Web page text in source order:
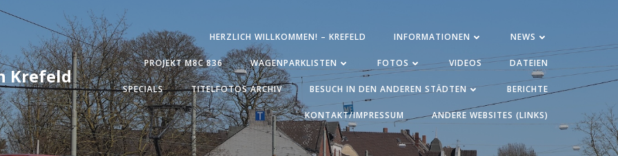
Krefeld
HERZLICH WILLKOMMEN! – KREFELD INFORMATIONEN NEWS
PROJEKT M8C 836 WAGENPARKLISTEN FOTOS VIDEOS DATEIEN
SPECIALS TITELFOTOS ARCHIV BESUCH IN DEN ANDEREN STÄDTEN BERICHTE
KONTAKT/IMPRESSUM ANDERE WEBSITES (LINKS)